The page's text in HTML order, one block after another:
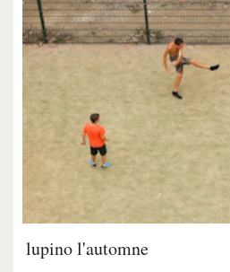
lupino l'automne